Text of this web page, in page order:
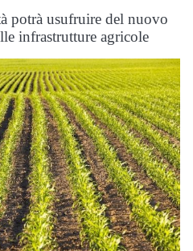
potrà usufruire del nuovo
infrastrutture agricole